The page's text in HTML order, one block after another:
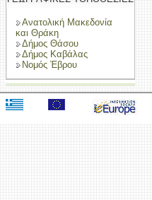
Ανατολική Μακεδονία
και Θράκη
Δήμος Θάσου
Δήμος Καβάλας
Νομός Έβρου